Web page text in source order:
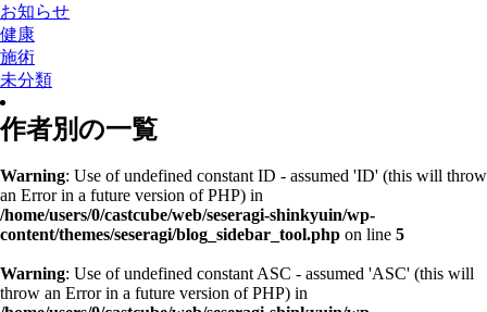
お知らせ
健康
施術
未分類
作者別の一覧
Warning: Use of undefined constant ID - assumed 'ID' (this will throw
an Error in a future version of PHP) in
/home/users/0/castcube/web/seseragi-shinkyuin/wp-
content/themes/seseragi/blog_sidebar_tool.php on line 5
Warning: Use of undefined constant ASC - assumed 'ASC' (this will
throw an Error in a future version of PHP) in